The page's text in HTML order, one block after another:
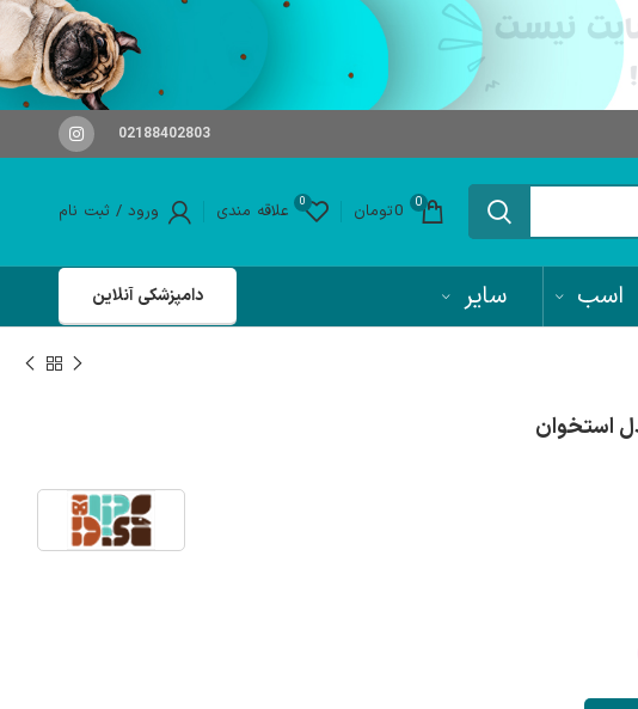
02188402803
0
0تومان 0 علاقه مندی ورود / ثبت نام
اسب سایر دامپزشکی آنلاین
استخوان